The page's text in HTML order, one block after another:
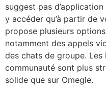
suggest pas
y accéder qu’à partir de
propose plusieurs
notamment des appels
des chats de groupe.
communauté sont plus
solide que sur Omegle.